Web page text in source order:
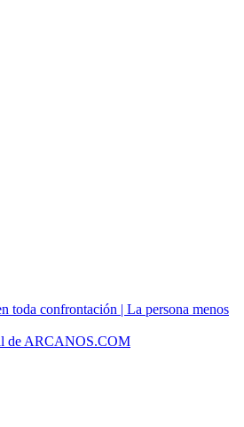
confrontación | La persona menos
de ARCANOS.COM